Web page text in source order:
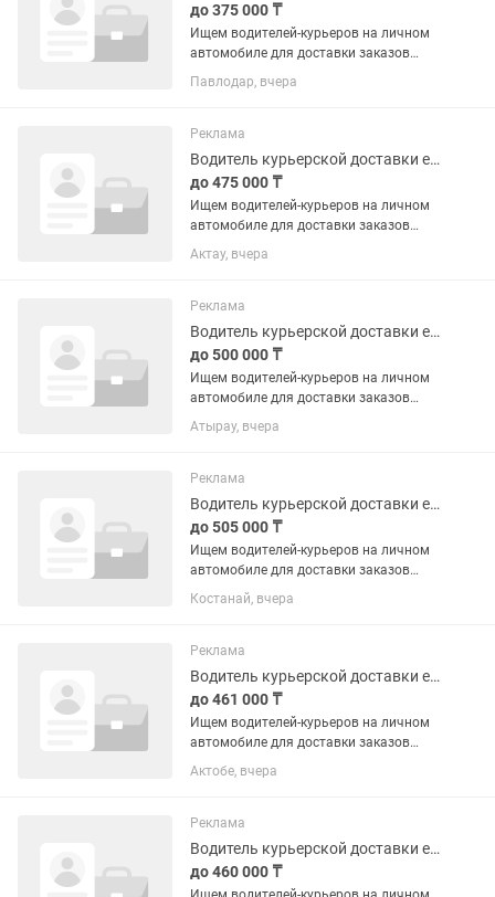
до 375 000 ₸
Ищем водителей-курьеров на личном
автомобиле для доставки заказов
Яндекс Go в Павлодаре. Вы будете
получать заказы в приложении,
магазинов и доставлять клиентам....
Павлодар, вчера
Реклама
Водитель курьерской доставки еды Яндекс Go, Актау
до 475 000 ₸
Ищем водителей-курьеров на личном
автомобиле для доставки заказов
Яндекс Go в Актау. Вы будете получать
заказы в приложении, забирать их из
доставлять клиентам....
Актау, вчера
Реклама
Водитель курьерской доставки еды Яндекс Go, Атырау
до 500 000 ₸
Ищем водителей-курьеров на личном
автомобиле для доставки заказов
Яндекс Go в Атырау. Вы будете
получать заказы в приложении,
магазинов и доставлять клиентам....
Атырау, вчера
Реклама
Водитель курьерской доставки еды Яндекс Go, Костанай
до 505 000 ₸
Ищем водителей-курьеров на личном
автомобиле для доставки заказов
Яндекс Go в Костанае. Вы будете
получать заказы в приложении,
магазинов и доставлять клиентам....
Костанай, вчера
Реклама
Водитель курьерской доставки еды Яндекс Go, Актобе
до 461 000 ₸
Ищем водителей-курьеров на личном
автомобиле для доставки заказов
Яндекс Go в Актобе. Вы будете
получать заказы в приложении,
магазинов и доставлять клиентам....
Актобе, вчера
Реклама
Водитель курьерской доставки еды Яндекс Go, Караганда
до 460 000 ₸